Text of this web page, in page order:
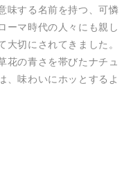
味する名前を持つ、可憐
ーマ時代の人々にも親し
大切にされてきました。
花の青さを帯びたナチュ
、味わいにホッとするよ